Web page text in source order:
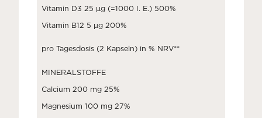
Vitamin D3 25 μg (=1000 I. E.) 500%
Vitamin B12 5 μg 200%
pro Tagesdosis (2 Kapseln) in % NRV**
MINERALSTOFFE
Calcium 200 mg 25%
Magnesium 100 mg 27%